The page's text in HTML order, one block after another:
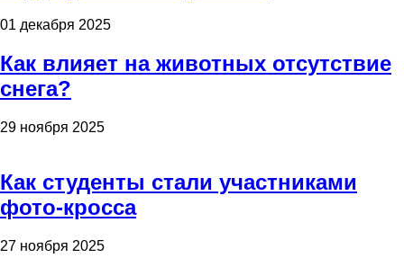
01 декабря 2025
Как влияет на животных отсутствие
снега?
29 ноября 2025
Как студенты стали участниками
фото-кросса
27 ноября 2025